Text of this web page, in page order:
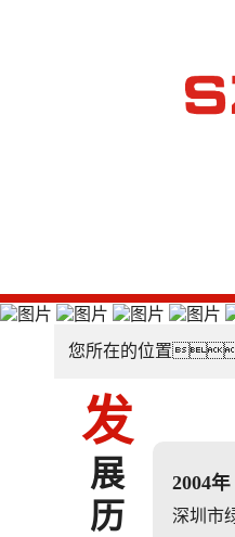
您所在的位置
发
展
历
2004年
深圳市